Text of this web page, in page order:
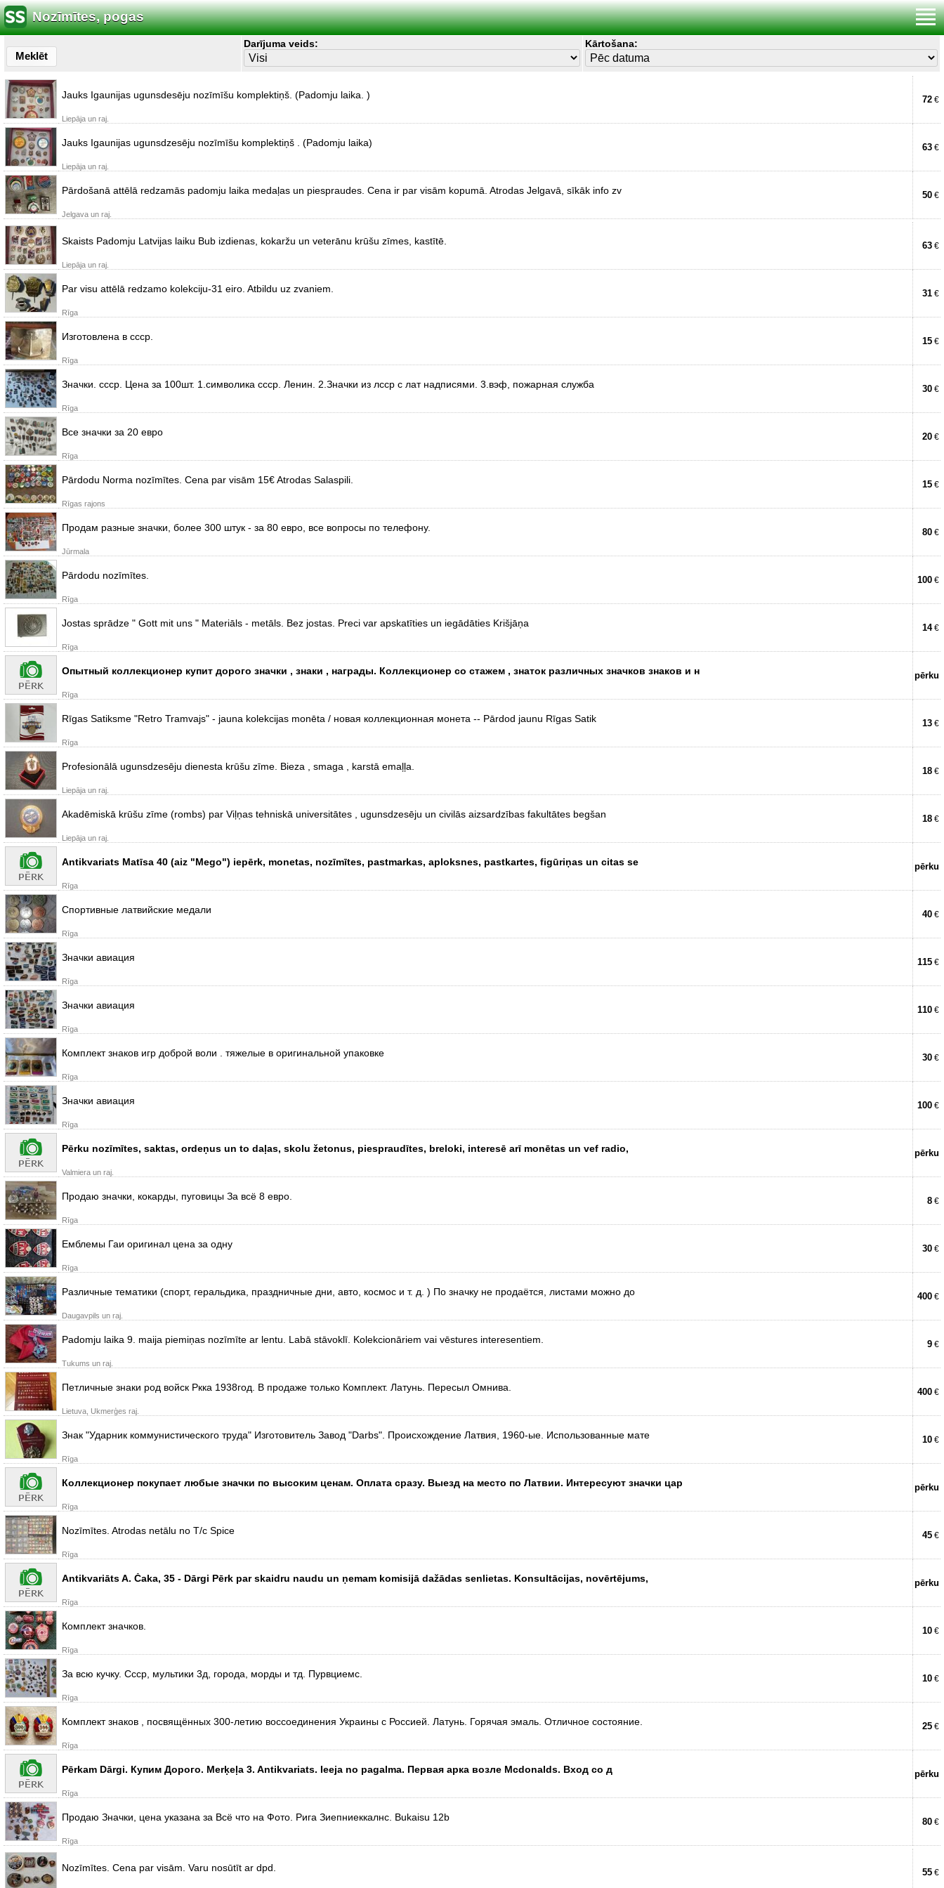
Nozīmītes, pogas
Meklēt
Darījuma veids: Kārtošana:
Jauks Igaunijas ugunsdesēju nozīmīšu komplektiņš. (Padomju laika. )
Liepāja un raj.
72 €
Jauks Igaunijas ugunsdzesēju nozīmīšu komplektiņš . (Padomju laika)
Liepāja un raj.
63 €
Pārdošanā attēlā redzamās padomju laika medaļas un piespraudes. Cena ir par visām kopumā. Atrodas Jelgavā, sīkāk info zv
Jelgava un raj.
50 €
Skaists Padomju Latvijas laiku Bub izdienas, kokaržu un veterānu krūšu zīmes, kastītē.
Liepāja un raj.
63 €
Par visu attēlā redzamo kolekciju-31 eiro. Atbildu uz zvaniem.
Rīga
31 €
Изготовлена в ссср.
Rīga
15 €
Значки. ссср. Цена за 100шт. 1.символика ссср. Ленин. 2.Значки из лсср с лат надписями. 3.вэф, пожарная служба
Rīga
30 €
Все значки за 20 евро
Rīga
20 €
Pārdodu Norma nozīmītes. Cena par visām 15€ Atrodas Salaspili.
Rīgas rajons
15 €
Продам разные значки, более 300 штук - за 80 евро, все вопросы по телефону.
Jūrmala
80 €
Pārdodu nozīmītes.
Rīga
100 €
Jostas sprādze " Gott mit uns " Materiāls - metāls. Bez jostas. Preci var apskatīties un iegādāties Krišjāņa
Rīga
14€
Опытный коллекционер купит дорого значки , знаки , награды. Коллекционер со стажем , знaток различных значков знаков и н
Rīga
pērku
Rīgas Satiksme "Retro Tramvajs" - jauna kolekcijas monēta / новая коллекционная монета -- Pārdod jaunu Rīgas Satik
Rīga
13 €
Profesionālā ugunsdzesēju dienesta krūšu zīme. Bieza , smaga , karstā emaļļa.
Liepāja un raj.
18 €
Akadēmiskā krūšu zīme (rombs) par Viļņas tehniskā universitātes , ugunsdzesēju un civilās aizsardzības fakultātes begšan
Liepāja un raj.
18 €
Antikvariats Matīsa 40 (aiz "Mego") iepērk, monetas, nozīmītes, pastmarkas, aploksnes, pastkartes, figūriņas un citas se
Rīga
pērku
Спортивные латвийские медали
Rīga
40 €
Значки авиация
Rīga
115 €
Значки авиация
Rīga
110 €
Комплект знаков игр доброй воли . тяжелые в оригинальной упаковке
Rīga
30 €
Значки авиация
Rīga
100 €
Pērku nozīmītes, saktas, ordeņus un to daļas, skolu žetonus, piespraudītes, breloki, interesē arī monētas un vef radio,
Valmiera un raj.
pērku
Продаю значки, кокарды, пуговицы За всё 8 евро.
Rīga
8 €
Емблемы Гаи оригинал цена за одну
Rīga
30 €
Различные тематики (спорт, геральдика, праздничные дни, авто, космос и т. д. ) По значку не продаётся, листами можно до
Daugavpils un raj.
400 €
Padomju laika 9. maija piemiņas nozīmīte ar lentu. Labā stāvoklī. Kolekcionāriem vai vēstures interesentiem.
Tukums un raj.
9 €
Петличные знаки род войск Ркка 1938год. В продаже только Комплект. Латунь. Пересыл Омнива.
Lietuva, Ukmerģes raj.
400 €
Знак "Ударник коммунистического труда" Изготовитель Завод "Darbs". Происхождение Латвия, 1960-ые. Использованные мате
Rīga
10 €
Коллекционер покупает любые значки по высоким ценам. Оплата сразу. Выезд на место по Латвии. Интересуют значки цар
Rīga
pērku
Nozīmītes. Atrodas netālu no T/c Spice
Rīga
45 €
Antikvariāts A. Čaka, 35 - Dārgi Pērk par skaidru naudu un ņemam komisijā dažādas senlietas. Konsultācijas, novērtējums,
Rīga
pērku
Комплект значков.
Rīga
10 €
За всю кучку. Ссср, мультики 3д, города, морды и тд. Пурвциемс.
Rīga
10 €
Комплект знаков , посвящённых 300-летию воссоединения Украины с Россией. Латунь. Горячая эмаль. Отличное состояние.
Rīga
25 €
Pērkam Dārgi. Купим Дорого. Merķeļa 3. Antikvariats. Ieeja no pagalma. Первая арка возле Mcdonalds. Вход со д
Rīga
pērku
Продаю Значки, цена указана за Всё что на Фото. Рига Зиепниеккалнс. Bukaisu 12b
Rīga
80 €
Nozīmītes. Cena par visām. Varu nosūtīt ar dpd. 55 €